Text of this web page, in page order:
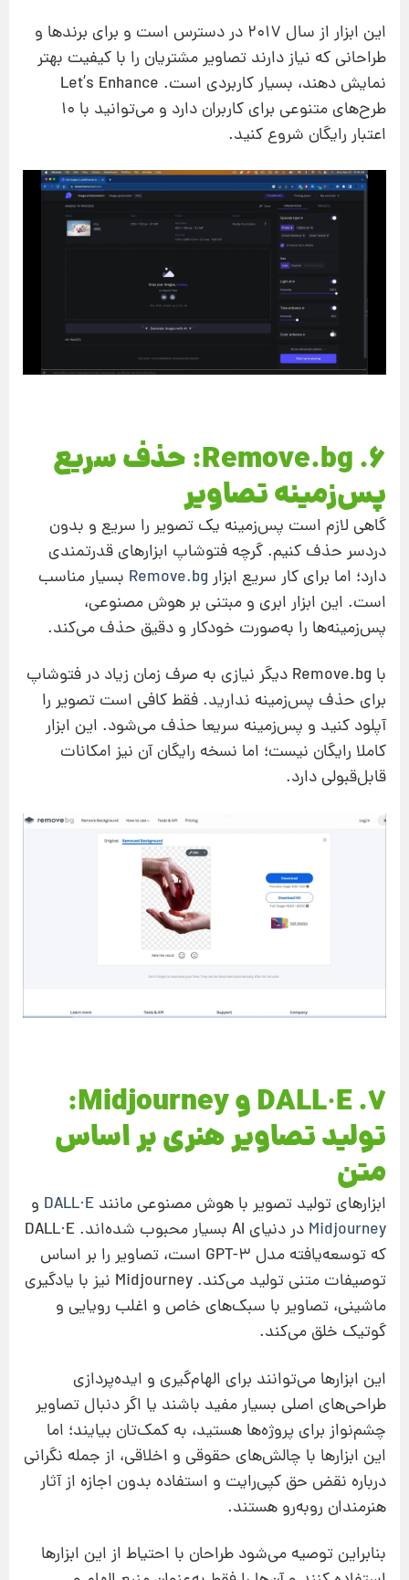
این ابزار از سال ۲۰۱۷ در دسترس است و برای برندها و
طراحانی که نیاز دارند تصاویر مشتریان را با کیفیت بهتر
نمایش دهند، بسیار کاربردی است. Let’s Enhance
طرح‌های متنوعی برای کاربران دارد و می‌توانید با ۱۰
اعتبار رایگان شروع کنید.
۶. Remove.bg: حذف سریع
پس‌زمینه تصاویر
گاهی لازم است پس‌زمینه یک تصویر را سریع و بدون
دردسر حذف کنیم. گرچه فتوشاپ ابزارهای قدرتمندی
دارد؛ اما برای کار سریع ابزار Remove.bg بسیار مناسب
است. این ابزار ابری و مبتنی بر هوش مصنوعی،
پس‌زمینه‌ها را به‌صورت خودکار و دقیق حذف می‌کند.
با Remove.bg دیگر نیازی به صرف زمان زیاد در فتوشاپ
برای حذف پس‌زمینه ندارید. فقط کافی است تصویر را
آپلود کنید و پس‌زمینه سریعا حذف می‌شود. این ابزار
کاملا رایگان نیست؛ اما نسخه رایگان آن نیز امکانات
قابل‌قبولی دارد.
۷. DALL·E و Midjourney:
تولید تصاویر هنری بر اساس
متن
ابزارهای تولید تصویر با هوش مصنوعی مانند DALL·E و
Midjourney
در دنیای AI بسیار محبوب شده‌اند. DALL·E
که توسعه‌یافته مدل GPT-3 است، تصاویر را بر اساس
توصیفات متنی تولید می‌کند. Midjourney نیز با یادگیری
ماشینی، تصاویر با سبک‌های خاص و اغلب رویایی و
گوتیک خلق می‌کند.
این ابزارها می‌توانند برای الهام‌گیری و ایده‌پردازی
طراحی‌های اصلی بسیار مفید باشند یا اگر دنبال تصاویر
چشم‌نواز برای پروژه‌ها هستید، به کمک‌تان بیایند؛ اما
این ابزارها با چالش‌های حقوقی و اخلاقی، از جمله نگرانی‌
درباره نقض حق کپی‌رایت و استفاده بدون اجازه از آثار
هنرمندان روبه‌رو هستند.
بنابراین توصیه می‌شود طراحان با احتیاط از این ابزارها